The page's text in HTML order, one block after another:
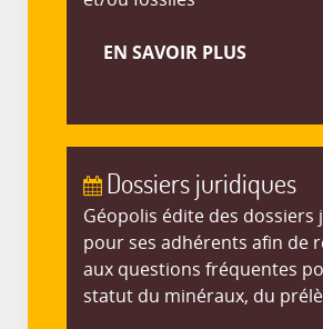
EN SAVOIR PLUS
Dossiers juridiques
Géopolis édite des dossiers
pour ses adhérents afin de
aux questions fréquentes
statut du minéraux, du